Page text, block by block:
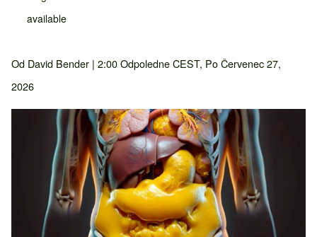
available
Od David Bender | 2:00 Odpoledne CEST, Po Červenec 27,
2026